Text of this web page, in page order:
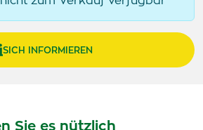
SICH INFORMIEREN
Sie es nützlich